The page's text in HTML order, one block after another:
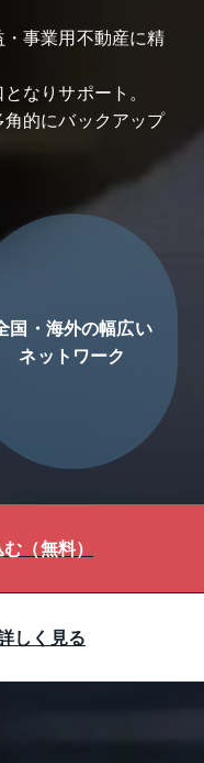
事業用不動産に精
なりサポート。
的にバックアップ
国・海外の幅広い
ネットワーク
（無料）
しく見る